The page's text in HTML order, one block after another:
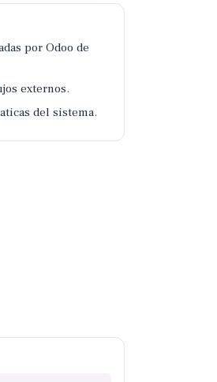
por Odoo de
externos.
del sistema.